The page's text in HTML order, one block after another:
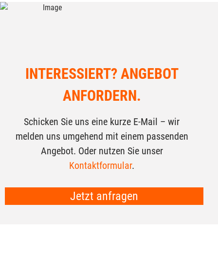
INTERESSIERT? ANGEBOT
ANFORDERN.
Schicken Sie uns eine kurze E-Mail – wir
melden uns umgehend mit einem passenden
Angebot. Oder nutzen Sie unser
Kontaktformular.
Jetzt anfragen